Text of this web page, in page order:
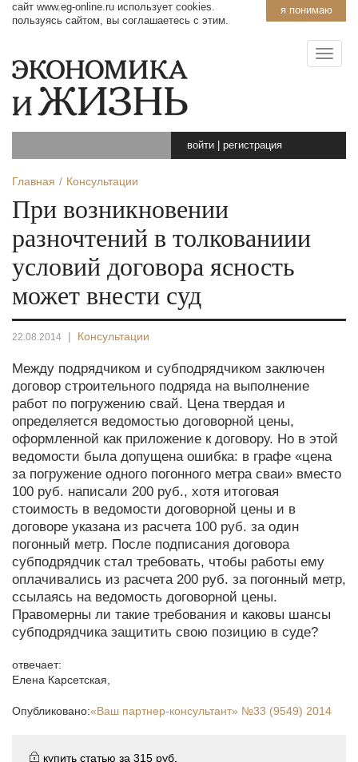
я понимаю
сайт www.eg-online.ru использует cookies.
пользуясь сайтом, вы соглашаетесь с этим.
войти регистрация
Главная Консультации
При возникновении
разночтений в толкованиии
условий договора ясность
может внести суд
22.08.2014 | Консультации
Между подрядчиком и субподрядчиком заключен
договор строительного подряда на выполнение
работ по погружению свай. Цена твердая и
определяется ведомостью договорной цены,
оформленной как приложение к договору. Но в этой
ведомости была допущена ошибка: в графе «цена
за погружение одного погонного метра сваи» вместо
100 руб. написали 200 руб., хотя итоговая
стоимость в ведомости договорной цены и в
договоре указана из расчета 100 руб. за один
погонный метр. После подписания договора
субподрядчик стал требовать, чтобы работы ему
оплачивались из расчета 200 руб. за погонный метр,
ссылаясь на ведомость договорной цены.
Правомерны ли такие требования и каковы шансы
субподрядчика защитить свою позицию в суде?
отвечает:
Елена Карсетская
Опубликовано:«Ваш партнер-консультант» №33 (9549) 2014
купить статью за 315 руб.